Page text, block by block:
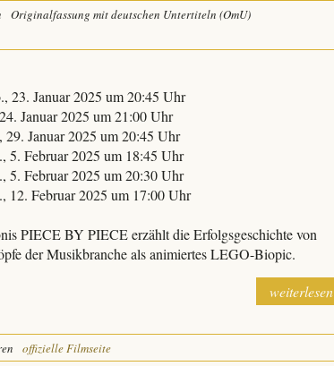
Originalfassung mit deutschen Untertiteln (OmU)
23. Januar 2025 um 20:45 Uhr
Januar 2025 um 21:00 Uhr
Januar 2025 um 20:45 Uhr
5. Februar 2025 um 18:45 Uhr
5. Februar 2025 um 20:30 Uhr
12. Februar 2025 um 17:00 Uhr
PIECE BY PIECE erzählt die Erfolgsgeschichte von
der Musikbranche als animiertes LEGO-Biopic.
weiterlesen
offizielle Filmseite